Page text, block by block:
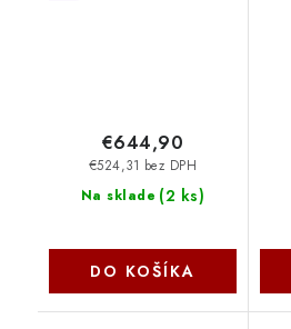
Na sklade (2 ks)
€524,31 bez DPH
€644,90
DO KOŠÍKA